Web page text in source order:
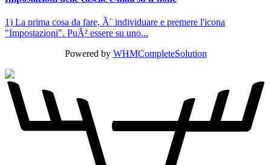
1) La prima cosa da fare, Ã¨ individuare e premere l'icona
"Impostazioni". PuÃ² essere su uno...
Powered by WHMCompleteSolution